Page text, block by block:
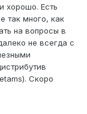
хорошо. Есть
так много, как
на вопросы в
не всегда с
Скоро